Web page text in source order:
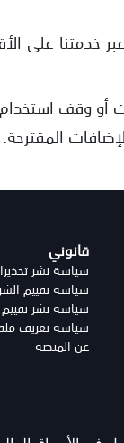
على
أو وقف استخدام
المقترحة.
قانوني
سياسة نشر
سياسة تقييم
سياسة نشر
سياسة تعريف
عن المنصة